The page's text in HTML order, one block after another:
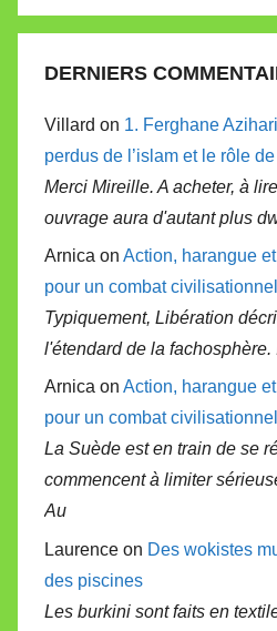
DERNIERS
Villard on 1. Ferghane
perdus de l’islam et le rôle
Merci Mireille. A acheter, à
ouvrage aura d'autant plus
Arnica on Action, harangue
pour un combat civilisationnel
Typiquement, Libération
l'étendard de la
Arnica on Action, harangue
pour un combat civilisationnel
La Suède est en train de se
commencent à limiter
Au
Laurence on Des wokistes
des piscines
Les burkini sont faits en